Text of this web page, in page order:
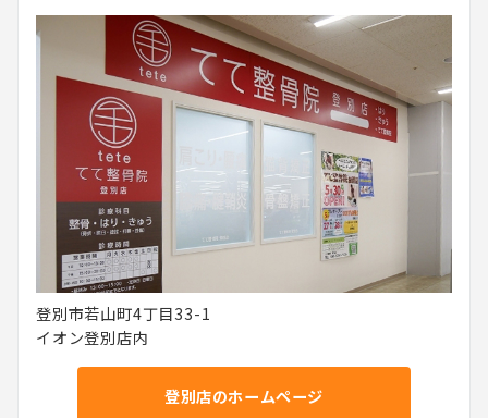
登別市若山町4丁目33-1
イオン登別店内
登別店のホームページ